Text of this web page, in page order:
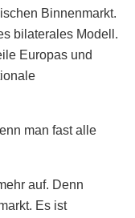
Binnenmarkt.
bilaterales Modell.
Europas und
man fast alle
auf. Denn
Es ist